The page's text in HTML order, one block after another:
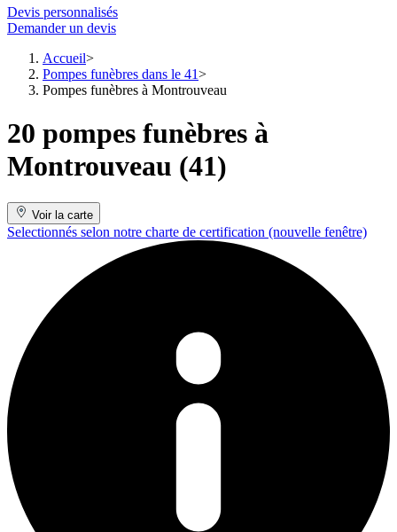
Devis personnalisés
Demander un devis
Accueil
Pompes funèbres dans le 41
Pompes funèbres à Montrouveau
20 pompes funèbres à
Montrouveau (41)
Voir la carte
Selectionnés selon notre charte de certification (nouvelle fenêtre)